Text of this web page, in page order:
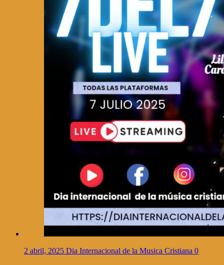
2 abril, 2025 Dia Internacional de la Musica Cristiana 0